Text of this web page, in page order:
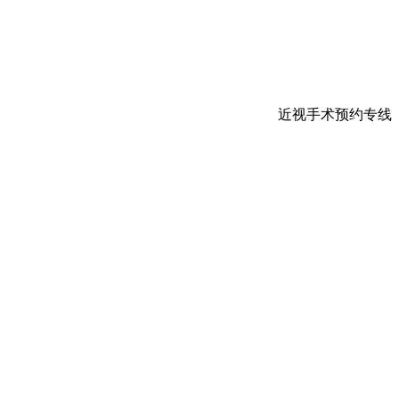
近视手术预约专线